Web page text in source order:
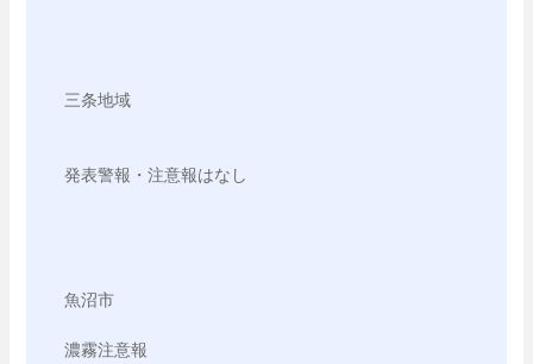
三条地域
発表警報・注意報はなし
魚沼市
濃霧注意報